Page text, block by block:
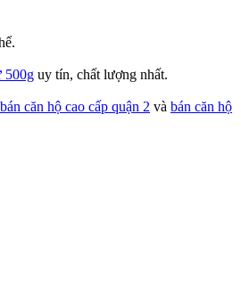
500g uy tín, chất lượng nhất.
bán căn hộ cao cấp quận 2 và bán căn hộ